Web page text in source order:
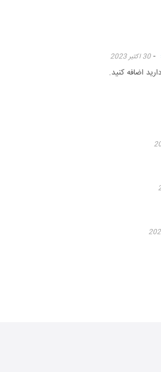
- 30 اکتبر 2023
اضافه کنید.